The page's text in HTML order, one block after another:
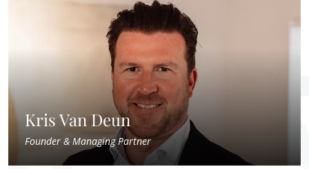
Kris Van Deun
Founder & Managing Partner